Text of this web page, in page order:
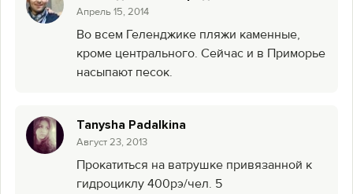
Aпрель 15, 2014
Во всем Геленджике пляжи каменные,
кроме центрального. Сейчас и в Приморье
насыпают песок.
Tanysha Padalkina
Август 23, 2013
Прокатиться на ватрушке привязанной к
гидроциклу 400рэ/чел. 5